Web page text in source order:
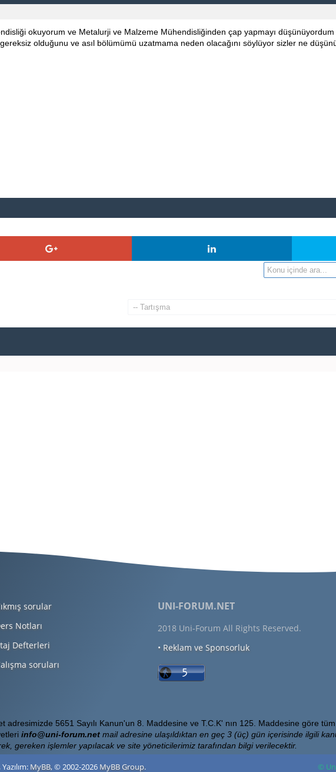
okuyorum ve Metalurji ve Malzeme Mühendisliğinden çap yapmayı
olduğunu ve asıl bölümümü uzatmama neden olacağını söylüyor sizler ne
sorular
Notları
Defterleri
soruları
UNI-FORUM.NET
2018 Uni-Forum All Rights Reserved.
• Reklam ve Sponsorluk
adresimizde 5651 Sayılı Kanun'un 8. Maddesine ve T.C.K' nın 125. Maddesine göre
info@uni-forum.netmail adresine ulaşıldıktan en geç 3 (üç) gün içerisinde ilgili
gereken işlemler yapılacak ve site yöneticilerimiz tarafından bilgi verilecektir.
©
Yazılım: MyBB, © 2002-2026 MyBB Group.